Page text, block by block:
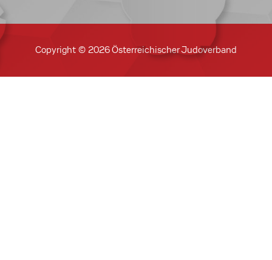
Copyright © 2026 Österreichischer Judoverband